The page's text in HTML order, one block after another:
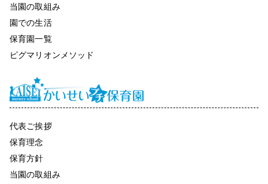
当園の取組み
園での生活
保育園一覧
ピグマリオンメソッド
代表ご挨拶
保育理念
保育方針
当園の取組み